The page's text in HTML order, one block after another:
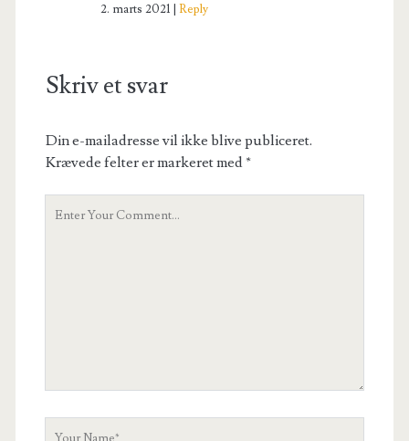
2. marts 2021 Reply
Skriv et svar
Din e-mailadresse vil ikke blive publiceret.
Krævede felter er markeret med*